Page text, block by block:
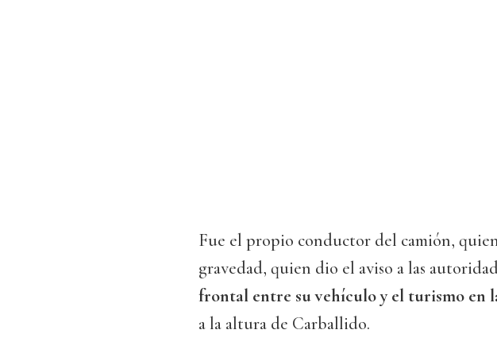
Fue el propio conductor del camión,
gravedad, quien dio el aviso a las
frontal entre su vehículo y el turismo en
a la altura de Carballido.